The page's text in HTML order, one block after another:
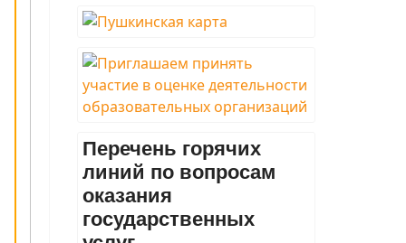
Перечень горячих
линий по вопросам
оказания
государственных